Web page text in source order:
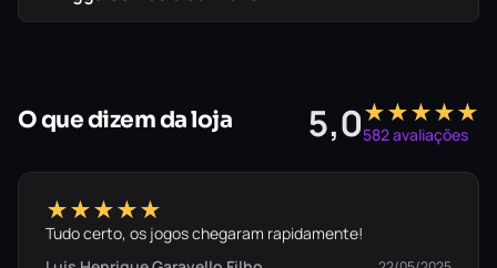
O que dizem da loja 5,0★★★★★
582 avaliações
★★★★★
Tudo certo, os jogos chegaram rapidamente!